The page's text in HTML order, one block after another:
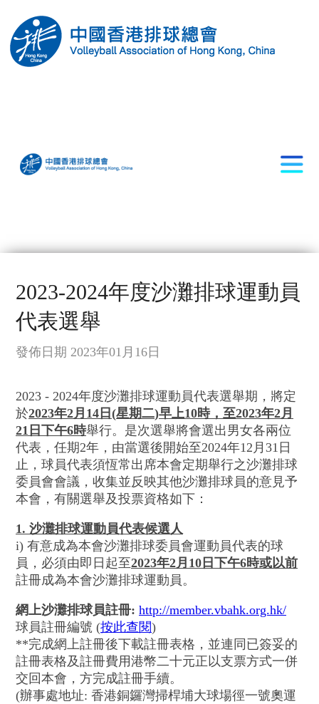
2023-2024年度沙灘排球運動員
代表選舉
發佈日期 2023年01月16日
2023 - 2024年度沙灘排球運動員代表選舉期，將定
於2023年2月 14 日 (星期二)早上10時，至2023年2月
21 日下午6時舉行。是次選舉將會選出男女各兩位
代表，任期2年，由當選後開始至2024年12月31日
止，球員代表須恆常出席本會定期舉行之沙灘排球
委員會會議，收集並反映其他沙灘排球員的意見予
本會，有關選舉及投票資格如下：
1. 沙灘排球運動員代表候選人
i) 有意成為本會沙灘排球委員會運動員代表的球
員，必須由即日起至2023年2月 10 日下午6時或以前
註冊成為本會沙灘排球運動員。
網上沙灘排球員註冊: http://member.vbahk.org.hk/
球員註冊編號 (按此查閱)
**完成網上註冊後下載註冊表格，並連同已簽妥的
註冊表格及註冊費用港幣二十元正以支票方式一併
交回本會，方完成註冊手續。
(辦事處地址: 香港銅鑼灣掃桿埔大球場徑一號奧運